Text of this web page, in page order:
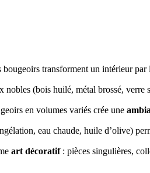
bougeoirs transforment un intérieur
nobles (bois huilé, métal brossé,
en volumes variés crée une
eau chaude, huile d’olive)
art décoratif: pièces singulières,